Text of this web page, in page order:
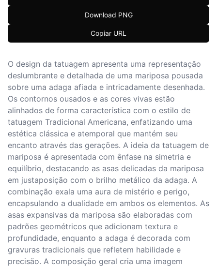
Download PNG
Copiar URL
O design da tatuagem apresenta uma representação
deslumbrante e detalhada de uma mariposa pousada
sobre uma adaga afiada e intricadamente desenhada.
Os contornos ousados e as cores vivas estão
alinhados de forma característica com o estilo de
tatuagem Tradicional Americana, enfatizando uma
estética clássica e atemporal que mantém seu
encanto através das gerações. A ideia da tatuagem de
mariposa é apresentada com ênfase na simetria e
equilíbrio, destacando as asas delicadas da mariposa
em justaposição com o brilho metálico da adaga. A
combinação exala uma aura de mistério e perigo,
encapsulando a dualidade em ambos os elementos. As
asas expansivas da mariposa são elaboradas com
padrões geométricos que adicionam textura e
profundidade, enquanto a adaga é decorada com
gravuras tradicionais que refletem habilidade e
precisão. A composição geral cria uma imagem